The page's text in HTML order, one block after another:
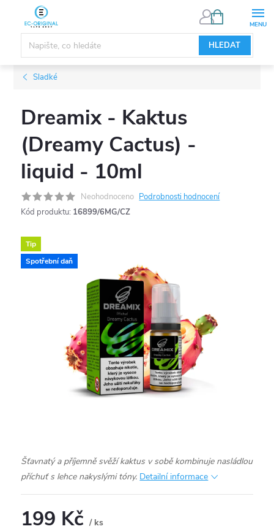
obsah
HLEDAT
NÁKUPNÍ
Sladké
Dreamix - Kaktus
(Dreamy Cactus) -
liquid - 10ml
Neohodnoceno Podrobnosti hodnocení
Kód produktu: 16899/6MG/CZ
Tip
Spotřební daň
Šťavnatý a příjemně svěží kaktus v sobě kombinuje nasládlou
příchuť s lehce nakyslými tóny. Detailní informace
199 Kč/ ks